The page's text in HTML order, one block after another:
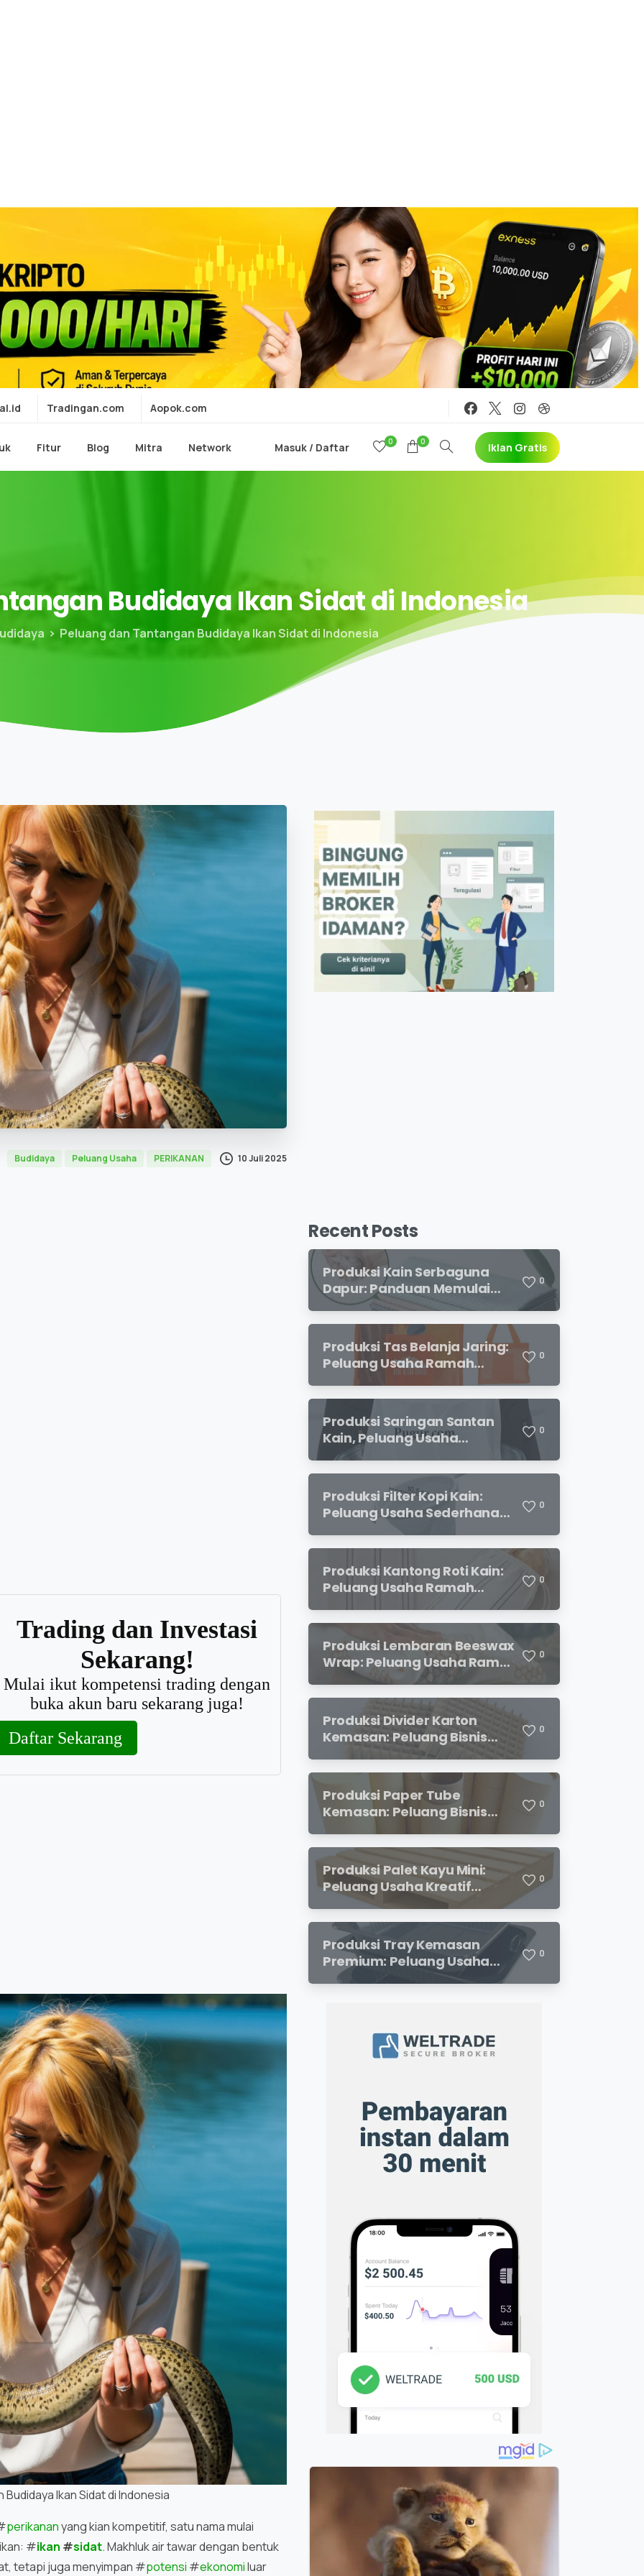
Tradingan.com Aopok.com
Fitur Blog Mitra Network Masuk / Daftar 0 0 Iklan Gratis
BudidayaIkan Sidatdi Indonesia
Peluang dan Tantangan Budidaya Ikan Sidat di Indonesia
Budidaya Peluang Usaha PERIKANAN 10 Juli 2025
Ikan Sidat di Indonesia
perikananyang kian kompetitif, satu nama mulai
#ikan #sidat. Makhluk air tawar dengan bentuk
tetapi juga menyimpan #potensi #ekonomiluar
Recent Posts
Produksi Kain Serbaguna
Dapur: Panduan Memulai
Usaha yang Menjanjikan
untuk Pebisnis Pemula
0
Produksi Tas Belanja Jaring:
Peluang Usaha Ramah
Lingkungan yang
Menjanjikan
0
Produksi Saringan Santan
Kain, Peluang Usaha
Sederhana dengan
Permintaan yang Terus
Meningkat
0
Produksi Filter Kopi Kain:
Peluang Usaha Sederhana
yang Semakin Diminati
Pecinta Kopi
0
Produksi Kantong Roti Kain:
Peluang Usaha Ramah
Lingkungan dengan Prospek
Menjanjikan
0
Produksi Lembaran Beeswax
Wrap: Peluang Usaha Ramah
Lingkungan yang
Menjanjikan
0
Produksi Divider Karton
Kemasan: Peluang Bisnis
Menjanjikan dengan
Permintaan yang Terus
Meningkat
0
Produksi Paper Tube
Kemasan: Peluang Bisnis
Prospek Cerah
0
Produksi Palet Kayu Mini:
Peluang Usaha Kreatif
dengan Modal Terjangkau
dan Potensi Keuntungan
Menjanjikan
0
Produksi Tray Kemasan
Premium: Peluang Usaha
Menjanjikan di Industri
0